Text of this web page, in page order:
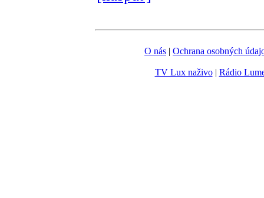
O nás | Ochrana osobných
TV Lux naživo| Rádio